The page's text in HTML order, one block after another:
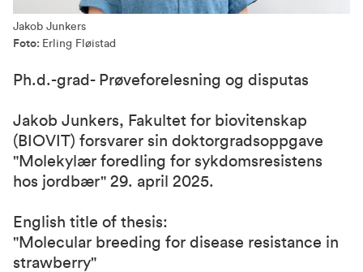
Jakob Junkers
Foto: Erling Fløistad
Ph.d.-grad- Prøveforelesning og disputas
Jakob Junkers, Fakultet for biovitenskap
(BIOVIT) forsvarer sin doktorgradsoppgave
"Molekylær foredling for sykdomsresistens
hos jordbær" 29. april 2025.
English title of thesis:
"Molecular breeding for disease resistance in
strawberry"